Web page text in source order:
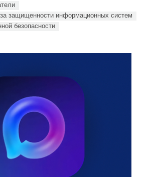
защищенности информационных систем
безопасности